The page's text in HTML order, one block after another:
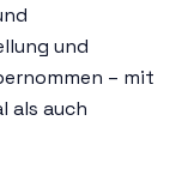
und
– mit
als auch